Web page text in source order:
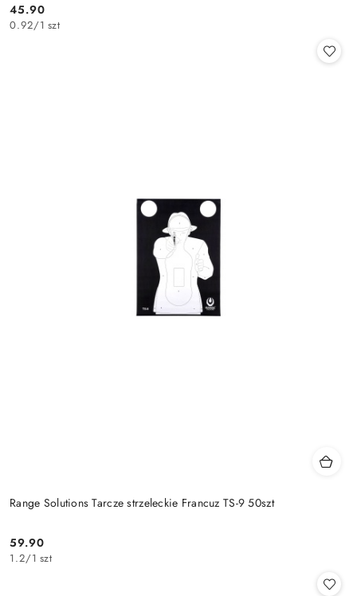
Cena:
45.90
0.92/1 szt
Range Solutions Tarcze strzeleckie Francuz TS-9 50szt
Cena:
59.90
1.2/1 szt